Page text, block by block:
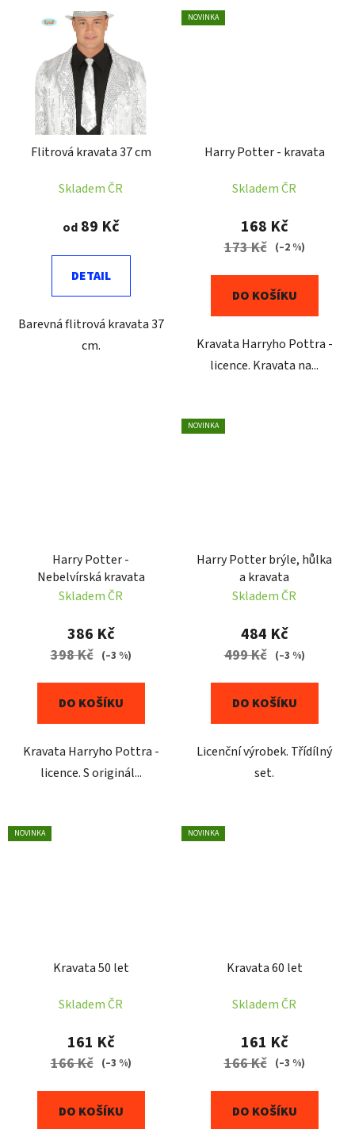
Flitrová kravata 37 cm
Skladem ČR
od89 Kč
DETAIL
Barevná flitrová kravata 37
cm.
NOVINKA
Harry Potter - kravata
Skladem ČR
168 Kč
173 Kč (–2 %)
DO KOŠÍKU
Kravata Harryho Pottra -
licence. Kravata na...
Harry Potter -
Nebelvírská kravata
Skladem ČR
386 Kč
398 Kč (–3 %)
DO KOŠÍKU
Kravata Harryho Pottra -
licence. S originál...
NOVINKA
Harry Potter brýle, hůlka
a kravata
Skladem ČR
484 Kč
499 Kč (–3 %)
DO KOŠÍKU
Licenční výrobek. Třídílný
set.
NOVINKA
Kravata 50 let
Skladem ČR
161 Kč
166 Kč (–3 %)
DO KOŠÍKU
NOVINKA
Kravata 60 let
Skladem ČR
161 Kč
166 Kč (–3 %)
DO KOŠÍKU